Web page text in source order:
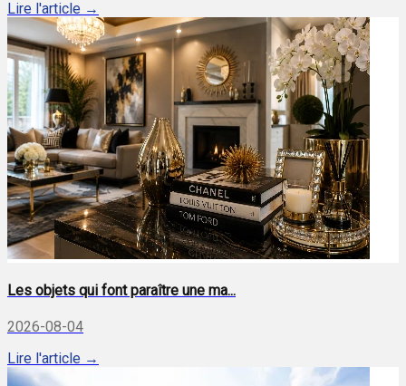
Lire l'article →
Les objets qui font paraître une ma...
2026-08-04
Lire l'article →